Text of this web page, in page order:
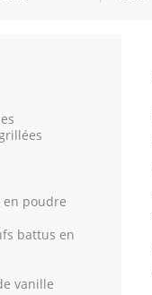
en poudre
battus en
vanille